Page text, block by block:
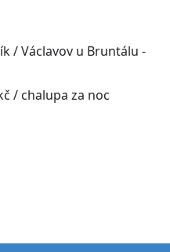
/ Václavov u Bruntálu -
/ chalupa za noc